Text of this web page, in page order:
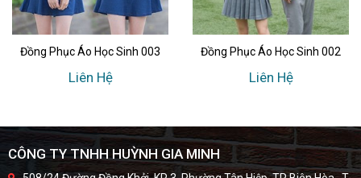
Đồng Phục Áo Học Sinh 003
Liên Hệ
Đồng Phục Áo Học Sinh 002
Liên Hệ
CÔNG TY TNHH HUỲNH GIA MINH